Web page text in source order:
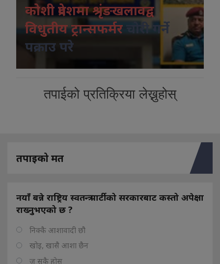
कोशी प्रदेशमा श्रृंङखलावद्व
विधुतीय ट्रान्सफर्मर
चोरी गर्ने
पक्राउ परे
तपाईको प्रतिक्रिया लेख्नुहोस्
तपाइको मत
नयाँ बन्ने राष्ट्रिय स्वतन्त्र पार्टीको सरकारबाट कस्तो अपेक्षा
राख्नुभएको छ ?
निक्कै आशावादी छौ
खोइ, खासै आशा छैन
ज सुकै होस्